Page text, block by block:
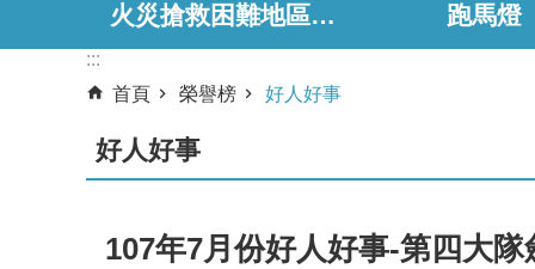
火災搶救困難地區、消防通道相關資料 跑馬燈
:::
首頁
榮譽榜 好人好事
好人好事
107年7月份好人好事-第四大隊